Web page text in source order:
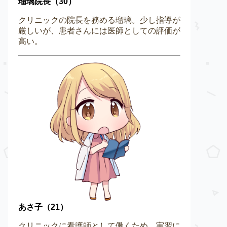
クリニックの院長を務める瑠璃。少し指導が
厳しいが、患者さんには医師としての評価が
高い。
あさ子（21）